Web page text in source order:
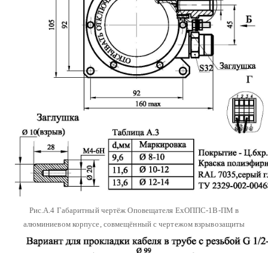
Рис.А.4 Габаритный чертёж Оповещателя ЕхОППС-1В-ПМ в
алюминиевом корпусе, совмещённый с чертежом взрывозащиты